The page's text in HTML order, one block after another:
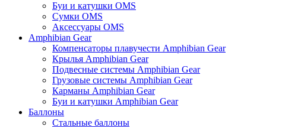
Буи и катушки OMS
Сумки OMS
Аксессуары OMS
Amphibian Gear
Компенсаторы плавучести Amphibian Gear
Крылья Amphibian Gear
Подвесные системы Amphibian Gear
Грузовые системы Amphibian Gear
Карманы Amphibian Gear
Буи и катушки Amphibian Gear
Баллоны
Стальные баллоны